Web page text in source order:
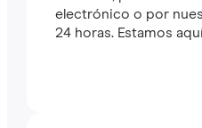
electrónico o por
24 horas. Estamos